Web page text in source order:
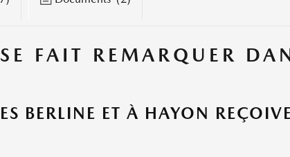
FAIT REMARQUER
BERLINE ET À HAYON